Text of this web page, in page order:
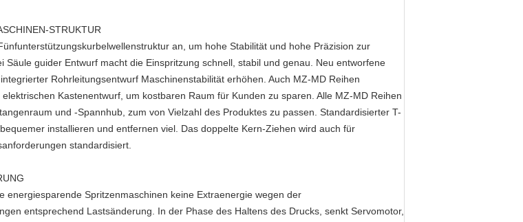
STRUKTUR
an, um hohe Stabilität und hohe Präzision zur
Säule guider Entwurf macht die Einspritzung schnell, stabil und genau. Neu entworfene
Rohrleitungsentwurf Maschinenstabilität erhöhen. Auch MZ-MD Reihen
Kastenentwurf, um kostbaren Raum für Kunden zu sparen. Alle MZ-MD Reihen
und -Spannhub, zum von Vielzahl des Produktes zu passen. Standardisierter T-
installieren und entfernen viel. Das doppelte Kern-Ziehen wird auch für
standardisiert.
energiesparende Spritzenmaschinen keine Extraenergie wegen der
entsprechend Lastsänderung. In der Phase des Haltens des Drucks, senkt Servomotor,